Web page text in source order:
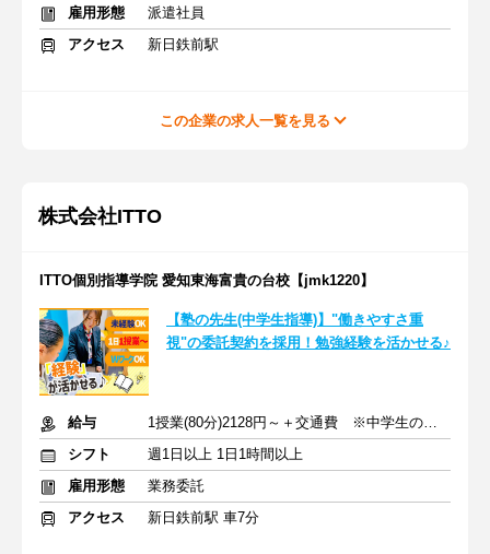
雇用形態
派遣社員
アクセス
新日鉄前駅
この企業の求人一覧を見る
株式会社ITTO
ITTO個別指導学院 愛知東海富貴の台校【jmk1220】
【塾の先生(中学生指導)】"働きやすさ重
視"の委託契約を採用！勉強経験を活かせる♪
給与
1授業(80分)2128円～＋交通費 ※中学生の場合
シフト
週1日以上 1日1時間以上
雇用形態
業務委託
アクセス
新日鉄前駅 車7分